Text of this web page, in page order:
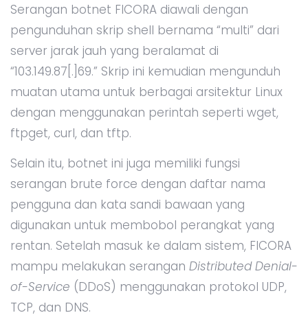
Serangan botnet FICORA diawali dengan
pengunduhan skrip shell bernama “multi” dari
server jarak jauh yang beralamat di
“103.149.87[.]69.” Skrip ini kemudian mengunduh
muatan utama untuk berbagai arsitektur Linux
dengan menggunakan perintah seperti wget,
ftpget, curl, dan tftp.
Selain itu, botnet ini juga memiliki fungsi
serangan brute force dengan daftar nama
pengguna dan kata sandi bawaan yang
digunakan untuk membobol perangkat yang
rentan. Setelah masuk ke dalam sistem, FICORA
mampu melakukan serangan Distributed Denial-
of-Service (DDoS) menggunakan protokol UDP,
TCP, dan DNS.